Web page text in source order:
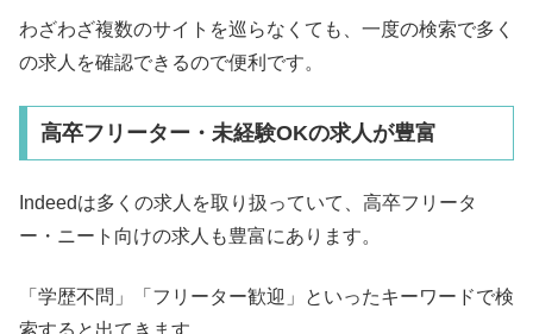
わざわざ複数のサイトを巡らなくても、一度の検索で多く
の求人を確認できるので便利です。
高卒フリーター・未経験OKの求人が豊富
Indeedは多くの求人を取り扱っていて、高卒フリータ
ー・ニート向けの求人も豊富にあります。
「学歴不問」「フリーター歓迎」といったキーワードで検
索すると出てきます。